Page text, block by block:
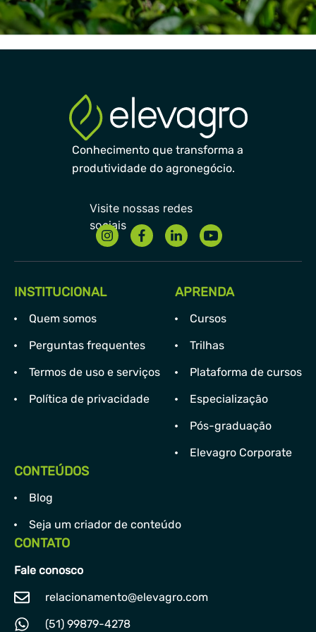
Conhecimento que transforma a
produtividade do agronegócio.
INSTITUCIONAL
Quem somos
Perguntas frequentes
Termos de uso e serviços
Política de privacidade
APRENDA
Cursos
Trilhas
Plataforma de cursos
Especialização
Pós-graduação
Elevagro Corporate
CONTEÚDOS
Blog
Seja um criador de conteúdo
CONTATO
Fale conosco
relacionamento@elevagro.com
(51) 99879-4278